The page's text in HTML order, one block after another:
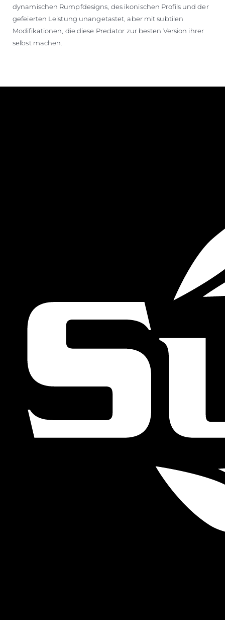
dynamischen Rumpfdesigns, des ikonischen Profils und der
gefeierten Leistung unangetastet, aber mit subtilen
Modifikationen, die diese Predator zur besten Version ihrer
selbst machen.